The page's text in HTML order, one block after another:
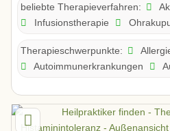
beliebte Therapieverfahren:
Infusionstherapie
Therapieschwerpunkte:
Autoimmunerkrankungen